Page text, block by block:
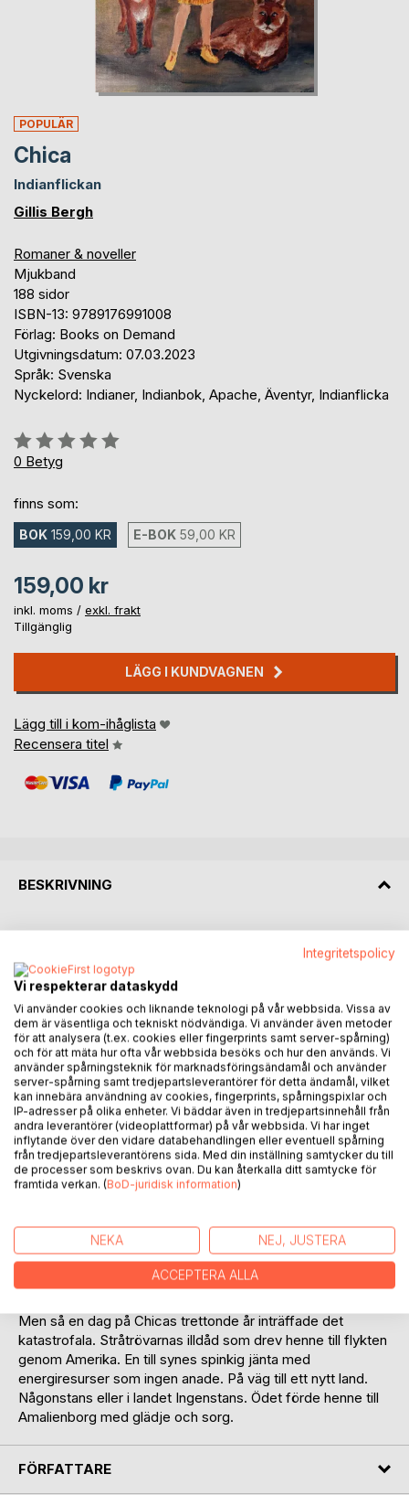
POPULÄR
Chica
Indianflickan
Gillis Bergh
Romaner & noveller
Mjukband
188 sidor
ISBN-13: 9789176991008
Förlag: Books on Demand
Utgivningsdatum: 07.03.2023
Språk: Svenska
Nyckelord: Indianer, Indianbok, Apache, Äventyr, Indianflicka
Betyg::
0%
0 Betyg
finns som:
BOK 159,00 KR E-BOK 59,00 KR
159,00 kr
inkl. moms / exkl. frakt
Tillgänglig
LÄGG I KUNDVAGNEN
Lägg till i kom-ihåglista
Recensera titel
BESKRIVNING
mor sin var apacheindian. Fem år gammal mötte hon de två
bergspumorna första gången. Rovdjur som vi andra helst
undviker att råka på, men för Chica blev de hennes bästisar
och enda lekkamrater. Men så var heller inte Chica som alla
vi andra. Ådran i hennes blod hade vandrat i tusentals år,
fram till en förmåga att bli vän med djur genom någon form
av telepatisk kommunikation. Chica ärvde också förmågan
att kunna ladda energi i sin kropp. Såväl från vind som åska
och allt som rörde sig. Apachernas indianskola formade
hennes medfödda egenskaper och där lärde hon sig allt om
vad naturens rikedom kan erbjuda.
- I indianskolan lär du dig hur allt runt omkring fungerar.
vill med ditt liv, sa mor. - Men i Mexicos skola däremot, där
lär de sig tydligen inget alls. Och kan man inget då hamnar
man på en fabrik, fnyste mor ogillande. Vilket med all
tydlighet var det värsta öde hon kunde tänka sig.
Men så en dag på Chicas trettonde år inträffade det
katastrofala. Stråtrövarnas illdåd som drev henne till flykten
genom Amerika. En till synes spinkig jänta med
energiresurser som ingen anade. På väg till ett nytt land.
Någonstans eller i landet Ingenstans. Ödet förde henne till
Amalienborg med glädje och sorg.
FÖRFATTARE
Integritetspolicy
Vi respekterar dataskydd
Vi använder cookies och liknande teknologi på vår webbsida. Vissa av
dem är väsentliga och tekniskt nödvändiga. Vi använder även metoder
för att analysera (t.ex. cookies eller fingerprints samt server-spårning)
och för att mäta hur ofta vår webbsida besöks och hur den används. Vi
använder spårningsteknik för marknadsföringsändamål och använder
server-spårning samt tredjepartsleverantörer för detta ändamål, vilket
kan innebära användning av cookies, fingerprints, spårningspixlar och
IP-adresser på olika enheter. Vi bäddar även in tredjepartsinnehåll från
andra leverantörer (videoplattformar) på vår webbsida. Vi har inget
inflytande över den vidare databehandlingen eller eventuell spårning
från tredjepartsleverantörens sida. Med din inställning samtycker du till
de processer som beskrivs ovan. Du kan återkalla ditt samtycke för
framtida verkan. (BoD-juridisk information)
NEKA NEJ, JUSTERA
ACCEPTERA ALLA